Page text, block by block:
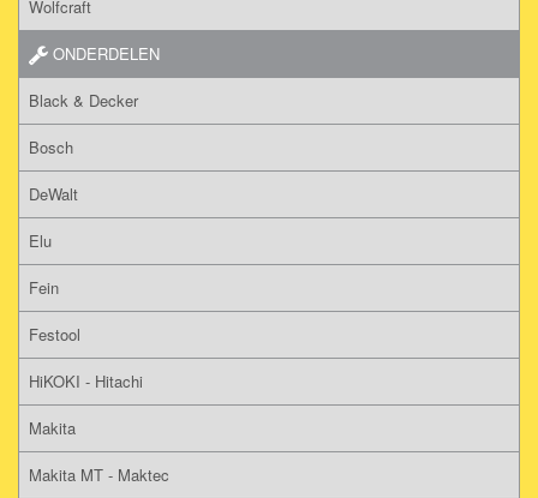
Wolfcraft
ONDERDELEN
Black & Decker
Bosch
DeWalt
Elu
Fein
Festool
HiKOKI - Hitachi
Makita
Makita MT - Maktec